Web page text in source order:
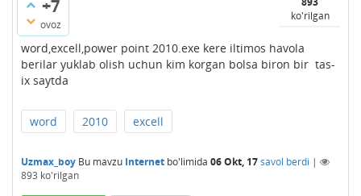
+7
ovoz
ko'rilgan
word,excell,power point 2010.exe kere iltimos havola
berilar yuklab olish uchun kim korgan bolsa biron bir tas-
ix saytda
word 2010 excell
Uzmax_boy Bu mavzu Internet bo'limida 06 Okt, 17savol berdi |
893 ko'rilgan